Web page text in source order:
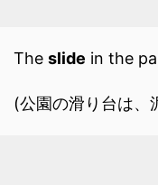
The slide in the
(公園の滑り台は、